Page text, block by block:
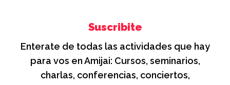
Suscribite
Enterate de todas las actividades que hay
para vos en Amijai: Cursos, seminarios,
charlas, conferencias, conciertos,